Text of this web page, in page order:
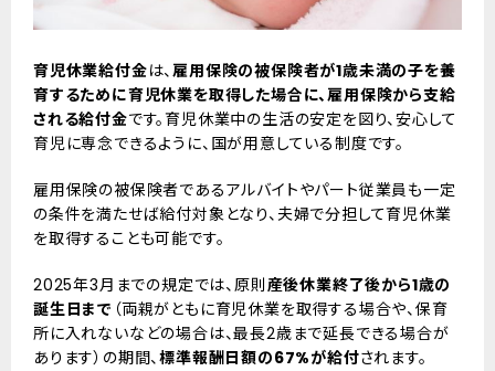
育児休業給付金は、雇用保険の被保険者が1歳未満の子を養
育するために育児休業を取得した場合に、雇用保険から支給
される給付金です。育児休業中の生活の安定を図り、安心して
育児に専念できるように、国が用意している制度です。
雇用保険の被保険者であるアルバイトやパート従業員も一定
の条件を満たせば給付対象となり、夫婦で分担して育児休業
を取得することも可能です。
2025年3月までの規定では、原則産後休業終了後から1歳の
誕生日まで （両親がともに育児休業を取得する場合や、保育
所に入れないなどの場合は、最長2歳まで延長できる場合が
あります）の期間、標準報酬日額の67%が給付されます。